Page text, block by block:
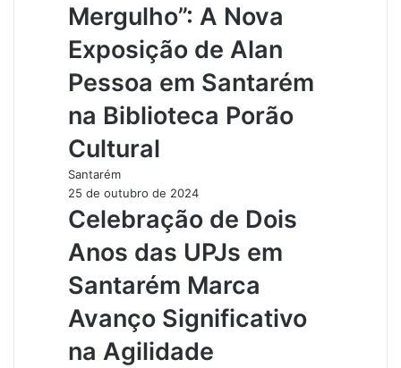
Mergulho”: A Nova
Exposição de Alan
Pessoa em Santarém
na Biblioteca Porão
Cultural
Santarém
25 de outubro de 2024
Celebração de Dois
Anos das UPJs em
Santarém Marca
Avanço Significativo
na Agilidade